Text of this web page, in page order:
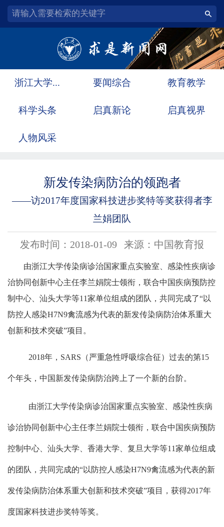
浙江大学... 要闻综合 教育教学
科学头条 启真新论 启真视界
人物风采
新发传染病防治的领跑者
——访2017年度国家科技进步奖特等奖获得者李
兰娟团队
发布时间：2018-01-09 来源：中国教育报
由浙江大学传染病诊治国家重点实验室、感染性疾病诊
治协同创新中心主任李兰娟院士领衔，联合中国疾病预防控
制中心、汕头大学等11家单位组成的团队，共同完成了“以
防控人感染H7N9禽流感为代表的新发传染病防治体系重大
创新和技术突破”项目。
2018年， SARS （严重急性呼吸综合征）过去的第15
个年头，中国新发传染病防治跨上了一个新的台阶。
由浙江大学传染病诊治国家重点实验室、感染性疾病
诊治协同创新中心主任李兰娟院士领衔，联合中国疾病预防
控制中心、汕头大学、香港大学、复旦大学等11家单位组成
的团队，共同完成的“以防控人感染H7N9禽流感为代表的新
发传染病防治体系重大创新和技术突破”项目，获得2017年
度国家科技进步奖特等奖。